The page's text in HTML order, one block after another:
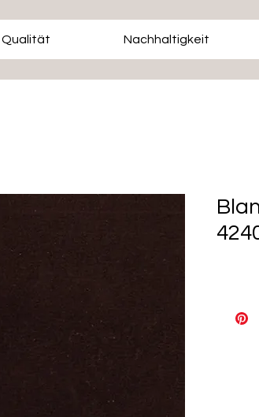
Qualität Nachhaltigkeit